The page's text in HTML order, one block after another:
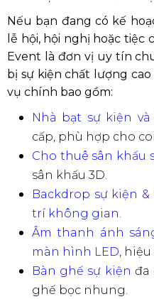
Nếu bạn đang có kế
lễ hội, hội nghị hoặc tiệc
Event là đơn vị uy tín
bị sự kiện chất lượng
vụ chính bao gồm:
Nhà bạt sự kiện
cấp, phù hợp cho
Cho thuê sân khấu
sân khấu 3D.
Backdrop sự kiện
trí không gian.
Âm thanh ánh
màn hình LED,
Bàn ghế sự kiện đa
ghế bọc nhung.